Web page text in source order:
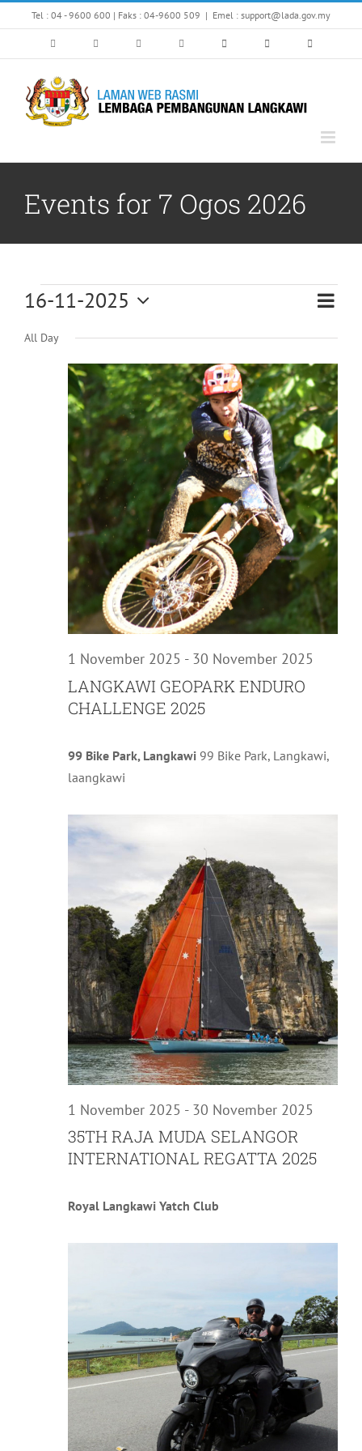
to
Tel : 04 - 9600 600 | Faks : 04-9600 509 | Emel : support@lada.gov.my
Events for 7 Ogos 2026
Events
for
November
2025
Day
16-11-2025
date.
All Day
LANGKAWI GEOPARK ENDURO
CHALLENGE 2025
1 November 2025 - 30 November 2025
99 Bike Park, Langkawi 99 Bike Park, Langkawi,
laangkawi
35TH RAJA MUDA SELANGOR
INTERNATIONAL REGATTA 2025
1 November 2025 - 30 November 2025
Royal Langkawi Yatch Club